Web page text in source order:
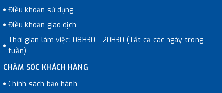
Điều khoản sử dụng
Điều khoản giao dịch
Thời gian làm việc: 08H30 - 20H30 (Tất cả các ngày trong
tuần)
CHĂM SÓC KHÁCH HÀNG
Chính sách bảo hành